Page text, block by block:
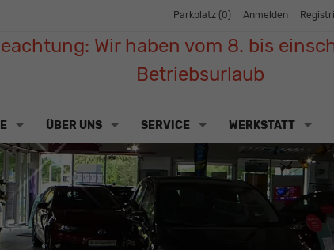
Parkplatz (0) Anmelden
Wir haben vom 8. bis
Betriebsurlaub
ÜBER UNS SERVICE WERKSTATT